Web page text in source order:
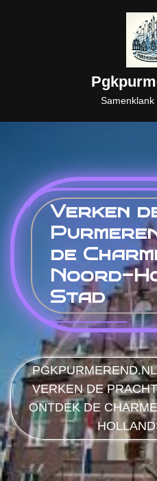
Verken
de
Noord-
Stad
PGKPURMEREND.NL
VERKEN DE
ONTDEK DE